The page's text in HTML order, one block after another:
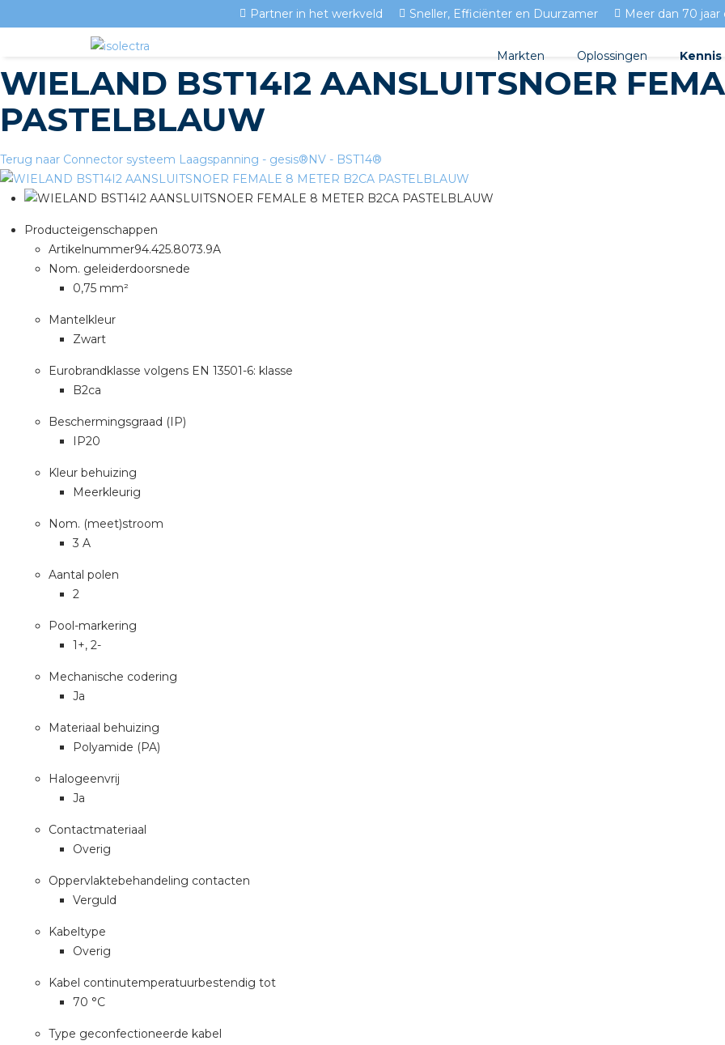
WIELAND BST14I2 AANSLUITSNOER
PASTELBLAUW
Terug naar Connector systeem Laagspanning - gesis®NV - BST14®
Producteigenschappen
Artikelnummer94.425.8073.9A
Nom. geleiderdoorsnede
0,75 mm²
Mantelkleur
Zwart
Eurobrandklasse volgens EN 13501-6: klasse
B2ca
Beschermingsgraad (IP)
IP20
Kleur behuizing
Meerkleurig
Nom. (meet)stroom
3 A
Aantal polen
2
Pool-markering
1+, 2-
Mechanische codering
Ja
Materiaal behuizing
Polyamide (PA)
Halogeenvrij
Ja
Contactmateriaal
Overig
Oppervlaktebehandeling contacten
Verguld
Kabeltype
Overig
Kabel continutemperatuurbestendig tot
70 °C
Type geconfectioneerde kabel
Partner in het werkveld Sneller, Efficiënter en Duurzamer Meer dan 70 jaar
Markten Oplossingen Kennis